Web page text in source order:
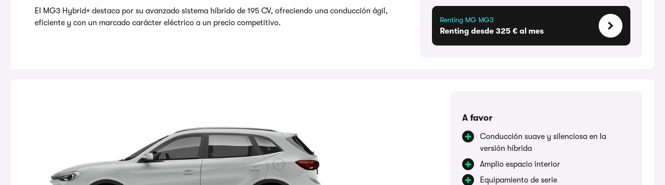
El MG3 Hybrid+ destaca por su avanzado sistema híbrido de 195 CV, ofreciendo una conducción ágil,
eficiente y con un marcado carácter eléctrico a un precio competitivo.
Renting MG MG3
Renting desde 325 € al mes
A favor
Conducción suave y silenciosa en la
versión híbrida
Amplio espacio interior
Equipamiento de serie